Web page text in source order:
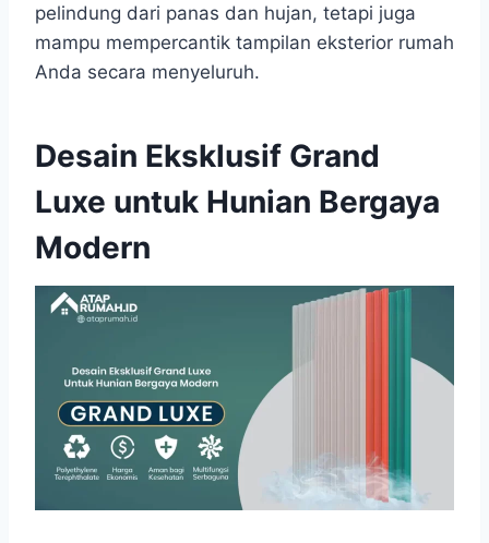
pelindung dari panas dan hujan, tetapi juga
mampu mempercantik tampilan eksterior rumah
Anda secara menyeluruh.
Desain Eksklusif Grand
Luxe untuk Hunian Bergaya
Modern